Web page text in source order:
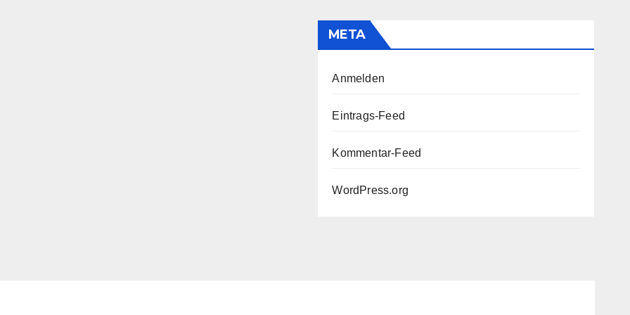
META
Anmelden
Eintrags-Feed
Kommentar-Feed
WordPress.org